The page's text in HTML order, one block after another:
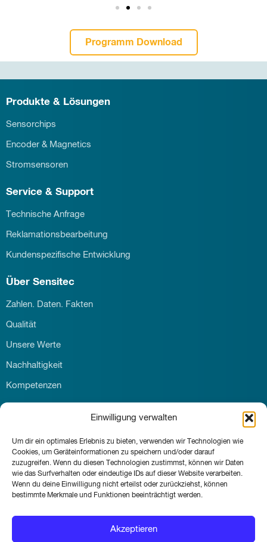
Einwilligung verwalten
Um dir ein optimales Erlebnis zu bieten, verwenden wir Technologien wie
Cookies, um Geräteinformationen zu speichern und/oder darauf
zuzugreifen. Wenn du diesen Technologien zustimmst, können wir Daten
wie das Surfverhalten oder eindeutige IDs auf dieser Website verarbeiten.
Wenn du deine Einwilligung nicht erteilst oder zurückziehst, können
bestimmte Merkmale und Funktionen beeinträchtigt werden.
Akzeptieren
Programm Download
Produkte & Lösungen
Sensorchips
Encoder & Magnetics
Stromsensoren
Service & Support
Technische Anfrage
Reklamationsbearbeitung
Kundenspezifische Entwicklung
Über Sensitec
Zahlen. Daten. Fakten
Qualität
Unsere Werte
Nachhaltigkeit
Kompetenzen
Kontakt
News & Events
© Sensitec GmbH 2026
Impressum